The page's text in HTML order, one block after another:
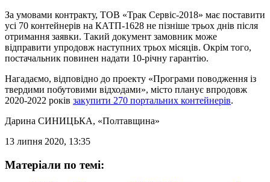
За умовами контракту, ТОВ «Трак Сервіс-2018» має поставити
усі 70 контейнерів на КАТП-1628 не пізніше трьох днів після
отримання заявки. Такий документ замовник може
відправити упродовж наступних трьох місяців. Окрім того,
постачальник повинен надати 10-річну гарантію.
Нагадаємо, відповідно до проекту «Програми поводження із
твердими побутовими відходами», місто планує впродовж
2020-2022 років закупити 270 портальних контейнерів.
Дарина СИНИЦЬКА, «Полтавщина»
13 липня 2020, 13:35
Матеріали по темі: